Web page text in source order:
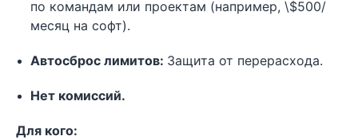
по командам или проектам (например, \$500/
месяц на софт).
Автосброс лимитов: Защита от перерасхода.
Нет комиссий.
Для кого: